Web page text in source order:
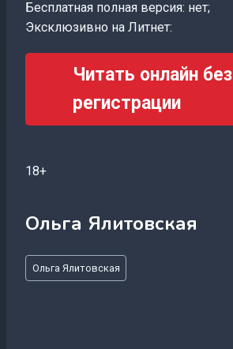
Бесплатная полная версия: нет;
Эксклюзивно на Литнет:
Читать онлайн без
регистрации
18+
Ольга Ялитовская
Метки
записи:
Ольга Ялитовская